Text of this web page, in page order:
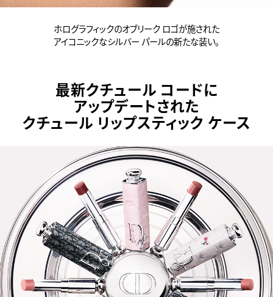
ホログラフィックのオブリーク ロゴが施された
アイコニックなシルバー パールの新たな装い。
最新クチュール コードに
アップデートされた
クチュール リップスティック ケース